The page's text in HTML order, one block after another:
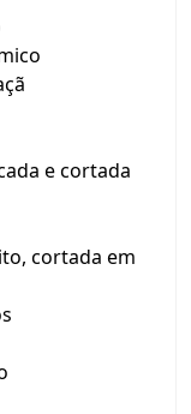
e cortada
cortada em